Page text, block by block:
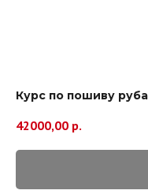
Курс по пошиву
42000,00 р.